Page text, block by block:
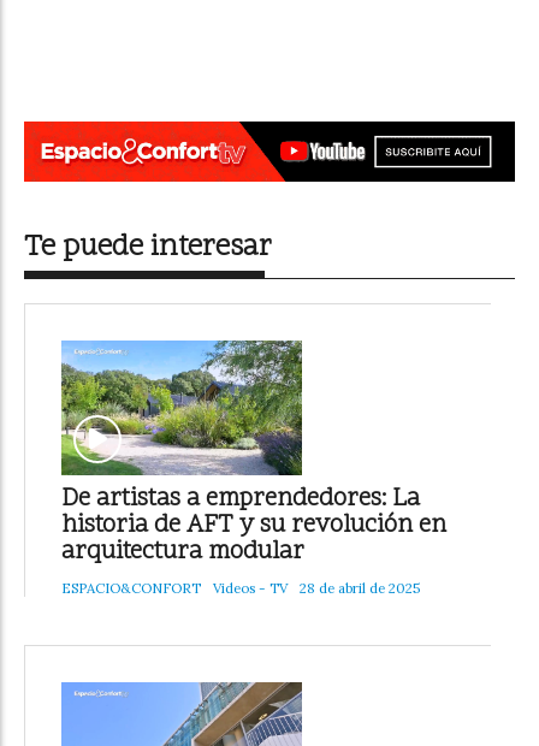
Te puede interesar
De artistas a emprendedores: La
historia de AFT y su revolución en
arquitectura modular
ESPACIO&CONFORT Videos - TV 28 de abril de 2025